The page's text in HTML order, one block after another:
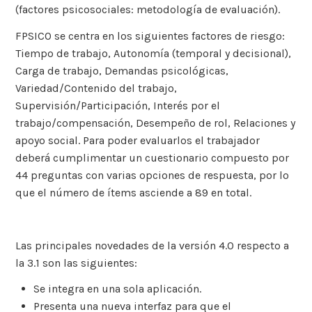
(factores psicosociales: metodología de evaluación).
FPSICO se centra en los siguientes factores de riesgo:
Tiempo de trabajo, Autonomía (temporal y decisional),
Carga de trabajo, Demandas psicológicas,
Variedad/Contenido del trabajo,
Supervisión/Participación, Interés por el
trabajo/compensación, Desempeño de rol, Relaciones y
apoyo social. Para poder evaluarlos el trabajador
deberá cumplimentar un cuestionario compuesto por
44 preguntas con varias opciones de respuesta, por lo
que el número de ítems asciende a 89 en total.
Las principales novedades de la versión 4.0 respecto a
la 3.1 son las siguientes:
Se integra en una sola aplicación.
Presenta una nueva interfaz para que el